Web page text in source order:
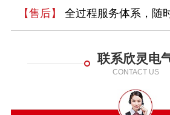
【售后】 全过程服务体系，随
联系欣灵电
CONTACT US